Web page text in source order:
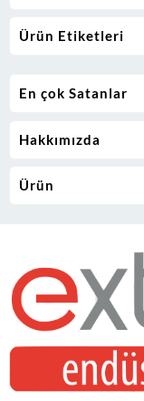
Ürün Etiketleri
En çok Satanlar
Hakkımızda
Ürün